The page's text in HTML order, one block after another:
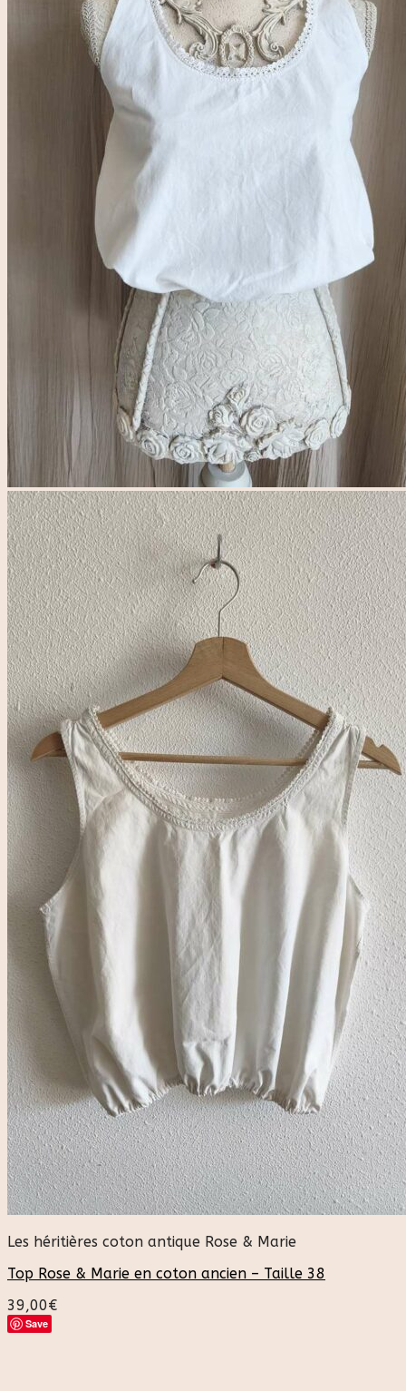
Les héritières coton antique Rose & Marie
Top Rose & Marie en coton ancien – Taille 38
39,00€
Save